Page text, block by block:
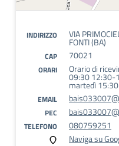
INDIRIZZO VIA
FONTI (BA)
CAP 70021
ORARI Orario di
09:30 12:30-
martedì
EMAIL
PEC
TELEFONO
080759251
Naviga su